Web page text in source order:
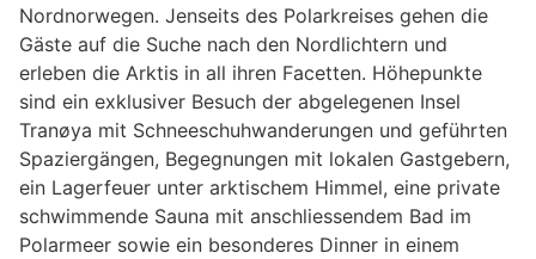
Nordnorwegen. Jenseits des Polarkreises gehen die
Gäste auf die Suche nach den Nordlichtern und
erleben die Arktis in all ihren Facetten. Höhepunkte
sind ein exklusiver Besuch der abgelegenen Insel
Tranøya mit Schneeschuhwanderungen und geführten
Spaziergängen, Begegnungen mit lokalen Gastgebern,
ein Lagerfeuer unter arktischem Himmel, eine private
schwimmende Sauna mit anschliessendem Bad im
Polarmeer sowie ein besonderes Dinner in einem